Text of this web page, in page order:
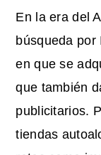
En la era del
búsqueda por
en que se
que también
publicitarios.
tiendas